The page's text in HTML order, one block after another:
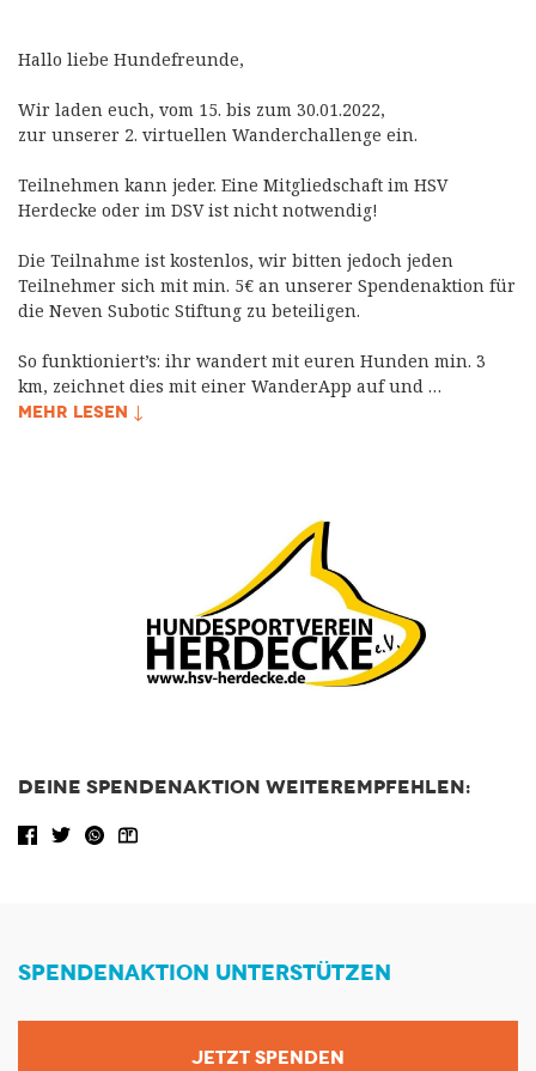
Hallo liebe Hundefreunde,
Wir laden euch, vom 15. bis zum 30.01.2022,
zur unserer 2. virtuellen Wanderchallenge ein.
Teilnehmen kann jeder. Eine Mitgliedschaft im HSV
Herdecke oder im DSV ist nicht notwendig!
Die Teilnahme ist kostenlos, wir bitten jedoch jeden
Teilnehmer sich mit min. 5€ an unserer Spendenaktion für
die Neven Subotic Stiftung zu beteiligen.
So funktioniert’s: ihr wandert mit euren Hunden min. 3
km, zeichnet dies mit einer WanderApp auf und …
MEHR LESEN ↓
DEINE SPENDENAKTION WEITEREMPFEHLEN:
Facebook share
SPENDENAKTION UNTERSTÜTZEN
JETZT SPENDEN